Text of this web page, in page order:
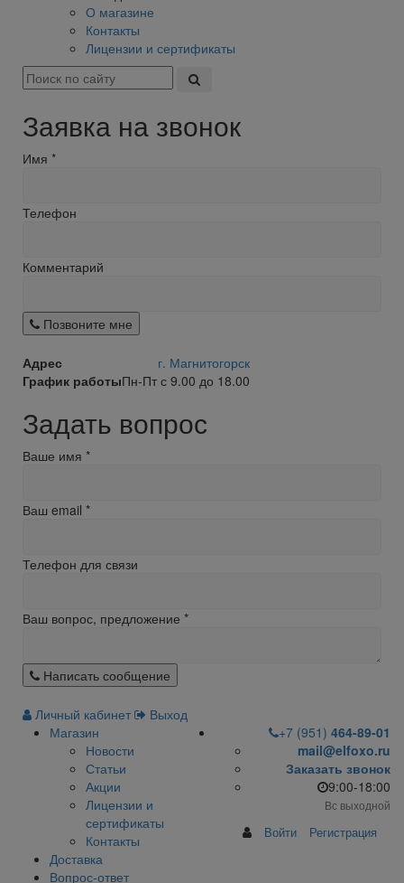
О магазине
Контакты
Лицензии и сертификаты
Заявка на звонок
Имя *
Телефон
Комментарий
Позвоните мне
Адрес
г. Магнитогорск
График работыПн-Пт с 9.00 до 18.00
Задать вопрос
Ваше имя *
Ваш email *
Телефон для связи
Ваш вопрос, предложение *
Написать сообщение
Личный кабинет
Выход
Магазин
Новости
Статьи
Акции
Лицензии и
сертификаты
Контакты
Доставка
Вопрос-ответ
+7 (951) 464-89-01
mail@elfoxo.ru
Заказать звонок
9:00-18:00
Вс выходной
Войти Регистрация